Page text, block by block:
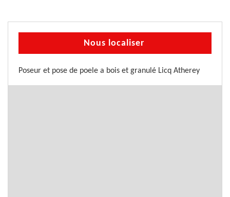
Nous localiser
Poseur et pose de poele a bois et granulé Licq Atherey